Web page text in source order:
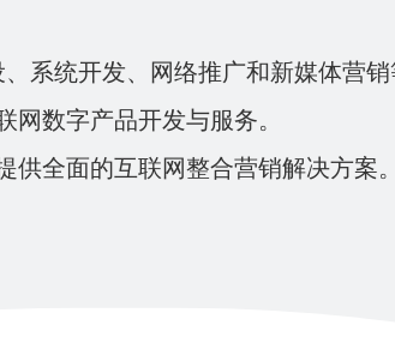
系统开发、网络推广和新媒体营
网数字产品开发与服务。
供全面的互联网整合营销解决方案